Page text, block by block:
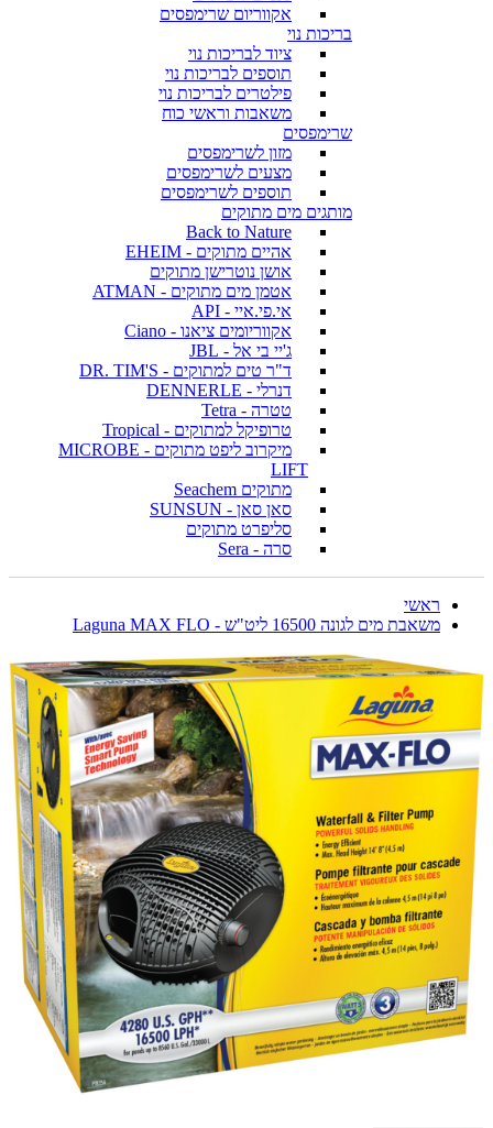
אקווריום שרימפסים
בריכות נוי
ציוד לבריכות נוי
תוספים לבריכות נוי
פילטרים לבריכות נוי
משאבות וראשי כוח
שרימפסים
מזון לשרימפסים
מצעים לשרימפסים
תוספים לשרימפסים
מותגים מים מתוקים
Back to Nature
אהיים מתוקים - EHEIM
אושן נוטרישן מתוקים
אטמן מים מתוקים - ATMAN
אי.פי.איי - API
אקווריומים ציאנו - Ciano
ג'יי בי אל - JBL
ד"ר טים למתוקים - DR. TIM'S
דנרלי - DENNERLE
טטרה - Tetra
טרופיקל למתוקים - Tropical
מיקרוב ליפט מתוקים - MICROBE
LIFT
מתוקים Seachem
סאן סאן - SUNSUN
סליפרט מתוקים
סרה - Sera
ראשי
משאבת מים לגונה 16500 ליט"ש - Laguna MAX FLO